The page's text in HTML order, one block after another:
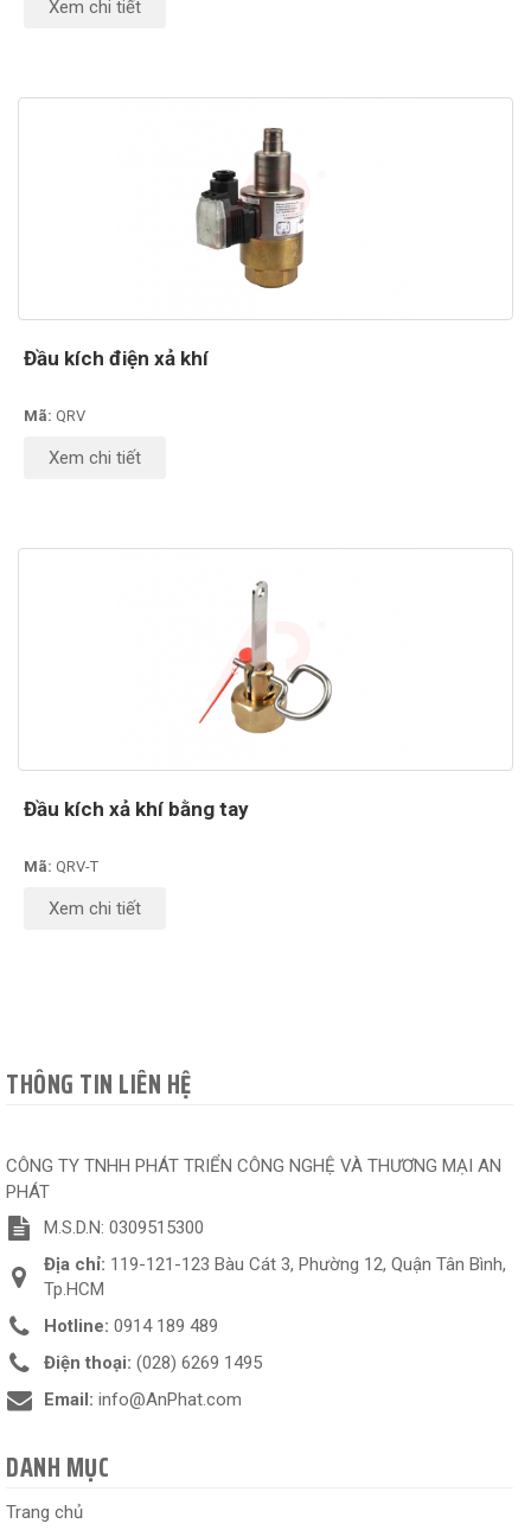
Xem chi tiết
Đầu kích điện xả khí
Mã: QRV
Xem chi tiết
Đầu kích xả khí bằng tay
Mã: QRV-T
Xem chi tiết
THÔNG TIN LIÊN HỆ
CÔNG TY TNHH PHÁT TRIỂN CÔNG NGHỆ VÀ THƯƠNG MẠI AN
PHÁT
M.S.D.N: 0309515300
Địa chỉ: 119-121-123 Bàu Cát 3, Phường 12, Quận Tân Bình,
Tp.HCM
Hotline: 0914 189 489
Điện thoại: (028) 6269 1495
Email: info@AnPhat.com
DANH MỤC
Trang chủ